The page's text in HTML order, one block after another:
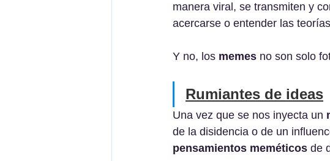
manera viral, se transmiten y
acercarse o entender las
Y no, los memes no son solo
Rumiantes de ideas
Una vez que se nos inyecta un
de la disidencia o de un
pensamientos meméticos de